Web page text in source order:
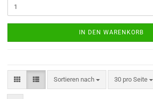
IN DEN WARENKORB
Sortieren nach
Sortieren nach 30 pro Seite
pro Seite